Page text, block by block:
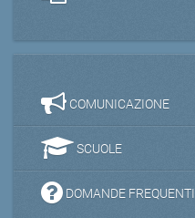
COMUNICAZIONE
SCUOLE
DOMANDE FREQUENTI